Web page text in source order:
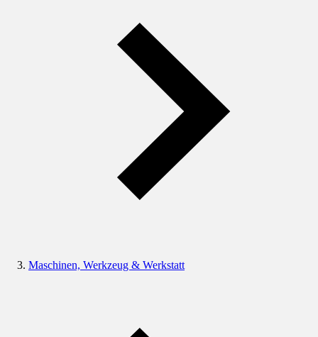
Maschinen, Werkzeug & Werkstatt